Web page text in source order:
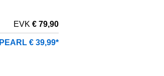
EVK € 79,90
PEARL € 39,99*